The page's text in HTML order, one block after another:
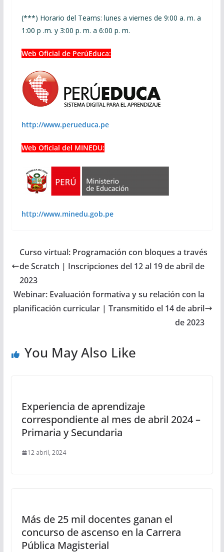
(***) Horario del Teams: lunes a viernes de 9:00 a. m. a
1:00 p .m. y 3:00 p. m. a 6:00 p. m.
Web Oficial de PerúEduca:
http://www.perueduca.pe
Web Oficial del MINEDU:
http://www.minedu.gob.pe
Curso virtual: Programación con bloques a través
de Scratch | Inscripciones del 12 al 19 de abril de
2023
Webinar: Evaluación formativa y su relación con la
planificación curricular | Transmitido el 14 de abril
de 2023
You May Also Like
Experiencia de aprendizaje
correspondiente al mes de abril 2024 –
Primaria y Secundaria
12 abril, 2024
Más de 25 mil docentes ganan el
concurso de ascenso en la Carrera
Pública Magisterial